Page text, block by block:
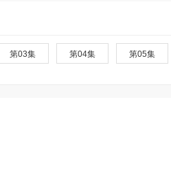
第03集 第04集 第05集